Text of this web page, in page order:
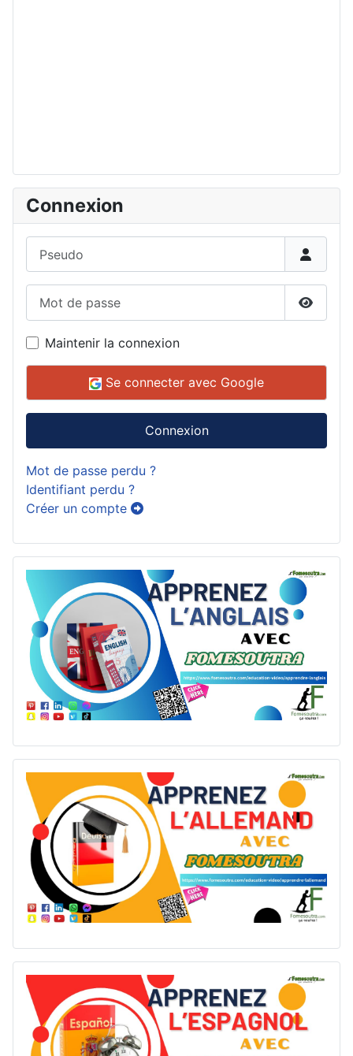
Connexion
Maintenir la connexion
Se connecter avec Google
Connexion
Mot de passe perdu ?
Identifiant perdu ?
Créer un compte